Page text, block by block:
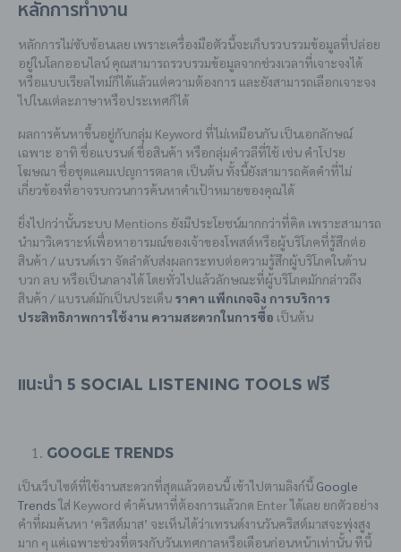
หลักการทำงาน
หลักการไม่ซับซ้อนเลย เพราะเครื่องมือตัวนี้จะเก็บรวบรวมข้อมูลที่ปล่อย
อยู่ในโลกออนไลน์ คุณสามารถรวบรวมข้อมูลจากช่วงเวลาที่เจาะจงได้
หรือแบบเรียลไทม์ก็ได้แล้วแต่ความต้องการ และยังสามารถเลือกเจาะจง
ไปในแต่ละภาษาหรือประเทศก็ได้
ผลการค้นหาขึ้นอยู่กับกลุ่ม Keyword ที่ไม่เหมือนกัน เป็นเอกลักษณ์
เฉพาะ อาทิ ชื่อแบรนด์ ชื่อสินค้า หรือกลุ่มคำวลีที่ใช้ เช่น คำโปรย
โฆษณา ชื่อชุดแคมเปญการตลาด เป็นต้น ทั้งนี้ยังสามารถคัดคำที่ไม่
เกี่ยวข้องที่อาจรบกวนการค้นหาคำเป้าหมายของคุณได้
ยิ่งไปกว่านั้นระบบ Mentions ยังมีประโยชน์มากกว่าที่คิด เพราะสามารถ
นำมาวิเคราะห์เพื่อหาอารมณ์ของเจ้าของโพสต์หรือผู้บริโภคที่รู้สึกต่อ
สินค้า / แบรนด์เรา จัดลำดับส่งผลกระทบต่อความรู้สึกผู้บริโภคในด้าน
บวก ลบ หรือเป็นกลางได้ โดยทั่วไปแล้วลักษณะที่ผู้บริโภคมักกล่าวถึง
สินค้า / แบรนด์มักเป็นประเด็น ราคา แพ็กเกจจิง การบริการ
ประสิทธิภาพการใช้งาน ความสะดวกในการซื้อ เป็นต้น
แนะนำ 5 Social Listening Tools ฟรี
Google Trends
เป็นเว็บไซต์ที่ใช้งานสะดวกที่สุดแล้วตอนนี้ เข้าไปตามลิงก์นี้ Google
Trendsใส่ Keyword คำค้นหาที่ต้องการแล้วกด Enter ได้เลย ยกตัวอย่าง
คำที่ผมค้นหา ‘คริสต์มาส’ จะเห็นได้ว่าเทรนด์งานวันคริสต์มาสจะพุ่งสูง
มาก ๆ แค่เฉพาะช่วงที่ตรงกับวันเทศกาลหรือเดือนก่อนหน้าเท่านั้น ทีนี้